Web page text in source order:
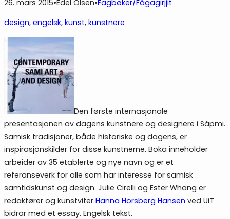
26. mars 2015•Edel Olsen•Fagbøker/Fágagirjjit
design, engelsk, kunst, kunstnere
Den første internasjonale
presentasjonen av dagens kunstnere og designere i Sápmi.
Samisk tradisjoner, både historiske og dagens, er
inspirasjonskilder for disse kunstnerne. Boka inneholder
arbeider av 35 etablerte og nye navn og er et
referanseverk for alle som har interesse for samisk
samtidskunst og design. Julie Cirelli og Ester Whang er
redaktører og kunstviter Hanna Horsberg Hansen ved UiT
bidrar med et essay. Engelsk tekst.